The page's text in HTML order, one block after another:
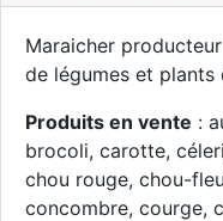
Maraicher
de légumes et plants
Produits en vente :
brocoli, carotte,
chou rouge, chou-
concombre, courge,